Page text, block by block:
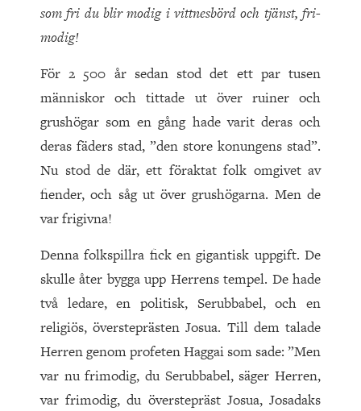
som fri du blir modig i vittnesbörd och tjänst, fri-
modig!
För 2 500 år sedan stod det ett par tusen
människor och tittade ut över ruiner och
grushögar som en gång hade varit deras och
deras fäders stad, ”den store konungens stad”.
Nu stod de där, ett föraktat folk omgivet av
fiender, och såg ut över grushögarna. Men de
var frigivna!
Denna folkspillra fick en gigantisk uppgift. De
skulle åter bygga upp Herrens tempel. De hade
två ledare, en politisk, Serubbabel, och en
religiös, översteprästen Josua. Till dem talade
Herren genom profeten Haggai som sade: ”Men
var nu frimodig, du Serubbabel, säger Herren,
var frimodig, du överstepräst Josua, Josadaks